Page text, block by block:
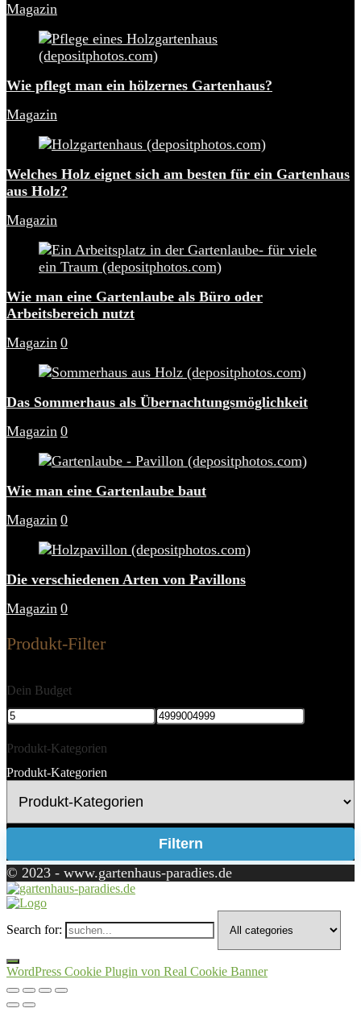
Magazin
Wie pflegt man ein hölzernes Gartenhaus?
Magazin
Welches Holz eignet sich am besten für ein Gartenhaus
aus Holz?
Magazin
Wie man eine Gartenlaube als Büro oder
Arbeitsbereich nutzt
Magazin 0
Das Sommerhaus als Übernachtungsmöglichkeit
Magazin 0
Wie man eine Gartenlaube baut
Magazin 0
Die verschiedenen Arten von Pavillons
Magazin 0
Produkt-Filter
Dein Budget
Produkt-Kategorien
Produkt-Kategorien
Filtern
© 2023 - www.gartenhaus-paradies.de
Search for:
WordPress Cookie Plugin von Real Cookie Banner